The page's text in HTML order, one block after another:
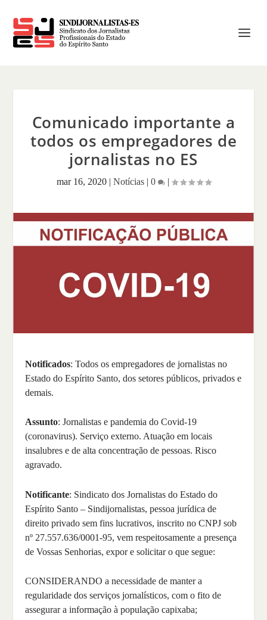
Comunicado importante a
todos os empregadores de
jornalistas no ES
mar 16, 2020| Notícias| 0 |
Notificados: Todos os empregadores de jornalistas no
Estado do Espírito Santo, dos setores públicos, privados e
demais.
Assunto: Jornalistas e pandemia do Covid-19
(coronavirus). Serviço externo. Atuação em locais
insalubres e de alta concentração de pessoas. Risco
agravado.
Notificante: Sindicato dos Jornalistas do Estado do
Espírito Santo – Sindijornalistas, pessoa jurídica de
direito privado sem fins lucrativos, inscrito no CNPJ sob
nº 27.557.636/0001-95, vem respeitosamente a presença
de Vossas Senhorias, expor e solicitar o que segue:
CONSIDERANDO a necessidade de manter a
regularidade dos serviços jornalísticos, com o fito de
assegurar a informação à população capixaba;